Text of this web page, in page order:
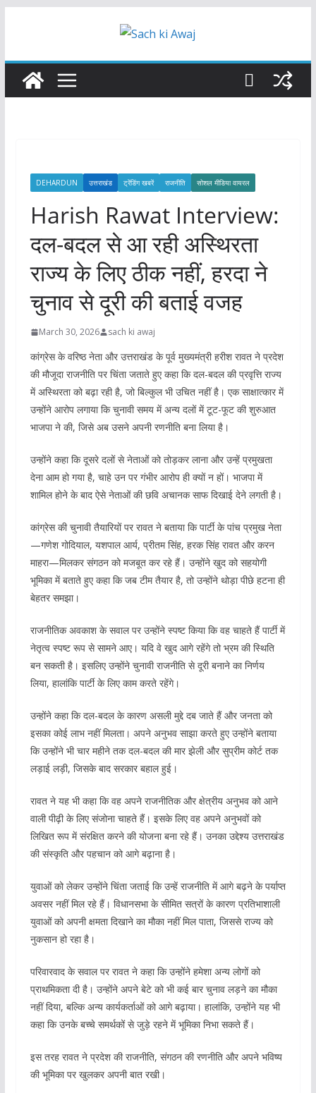
DEHARDUN उत्तराखंड ट्रेंडिंग खबरें राजनीति सोशल मीडिया वायरल
Harish Rawat Interview:
दल-बदल से आ रही अस्थिरता
राज्य के लिए ठीक नहीं, हरदा ने
चुनाव से दूरी की बताई वजह
March 30, 2026 sach ki awaj
कांग्रेस के वरिष्ठ नेता और उत्तराखंड के पूर्व मुख्यमंत्री हरीश रावत ने प्रदेश
की मौजूदा राजनीति पर चिंता जताते हुए कहा कि दल-बदल की प्रवृत्ति राज्य
में अस्थिरता को बढ़ा रही है, जो बिल्कुल भी उचित नहीं है। एक साक्षात्कार में
उन्होंने आरोप लगाया कि चुनावी समय में अन्य दलों में टूट-फूट की शुरुआत
भाजपा ने की, जिसे अब उसने अपनी रणनीति बना लिया है।
उन्होंने कहा कि दूसरे दलों से नेताओं को तोड़कर लाना और उन्हें प्रमुखता
देना आम हो गया है, चाहे उन पर गंभीर आरोप ही क्यों न हों। भाजपा में
शामिल होने के बाद ऐसे नेताओं की छवि अचानक साफ दिखाई देने लगती है।
कांग्रेस की चुनावी तैयारियों पर रावत ने बताया कि पार्टी के पांच प्रमुख नेता
—गणेश गोदियाल, यशपाल आर्य, प्रीतम सिंह, हरक सिंह रावत और करन
माहरा—मिलकर संगठन को मजबूत कर रहे हैं। उन्होंने खुद को सहयोगी
भूमिका में बताते हुए कहा कि जब टीम तैयार है, तो उन्होंने थोड़ा पीछे हटना ही
बेहतर समझा।
राजनीतिक अवकाश के सवाल पर उन्होंने स्पष्ट किया कि वह चाहते हैं पार्टी में
नेतृत्व स्पष्ट रूप से सामने आए। यदि वे खुद आगे रहेंगे तो भ्रम की स्थिति
बन सकती है। इसलिए उन्होंने चुनावी राजनीति से दूरी बनाने का निर्णय
लिया, हालांकि पार्टी के लिए काम करते रहेंगे।
उन्होंने कहा कि दल-बदल के कारण असली मुद्दे दब जाते हैं और जनता को
इसका कोई लाभ नहीं मिलता। अपने अनुभव साझा करते हुए उन्होंने बताया
कि उन्होंने भी चार महीने तक दल-बदल की मार झेली और सुप्रीम कोर्ट तक
लड़ाई लड़ी, जिसके बाद सरकार बहाल हुई।
रावत ने यह भी कहा कि वह अपने राजनीतिक और क्षेत्रीय अनुभव को आने
वाली पीढ़ी के लिए संजोना चाहते हैं। इसके लिए वह अपने अनुभवों को
लिखित रूप में संरक्षित करने की योजना बना रहे हैं। उनका उद्देश्य उत्तराखंड
की संस्कृति और पहचान को आगे बढ़ाना है।
युवाओं को लेकर उन्होंने चिंता जताई कि उन्हें राजनीति में आगे बढ़ने के पर्याप्त
अवसर नहीं मिल रहे हैं। विधानसभा के सीमित सत्रों के कारण प्रतिभाशाली
युवाओं को अपनी क्षमता दिखाने का मौका नहीं मिल पाता, जिससे राज्य को
नुकसान हो रहा है।
परिवारवाद के सवाल पर रावत ने कहा कि उन्होंने हमेशा अन्य लोगों को
प्राथमिकता दी है। उन्होंने अपने बेटे को भी कई बार चुनाव लड़ने का मौका
नहीं दिया, बल्कि अन्य कार्यकर्ताओं को आगे बढ़ाया। हालांकि, उन्होंने यह भी
कहा कि उनके बच्चे समर्थकों से जुड़े रहने में भूमिका निभा सकते हैं।
इस तरह रावत ने प्रदेश की राजनीति, संगठन की रणनीति और अपने भविष्य
की भूमिका पर खुलकर अपनी बात रखी।